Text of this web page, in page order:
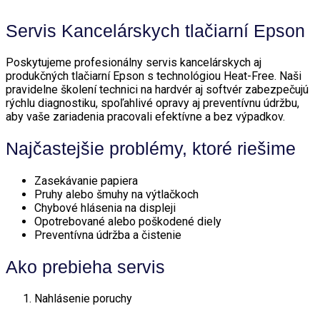
Servis Kancelárskych tlačiarní Epson
Poskytujeme profesionálny servis kancelárskych aj
produkčných tlačiarní Epson s technológiou Heat-Free. Naši
pravidelne školení technici na hardvér aj softvér zabezpečujú
rýchlu diagnostiku, spoľahlivé opravy aj preventívnu údržbu,
aby vaše zariadenia pracovali efektívne a bez výpadkov.
Najčastejšie problémy, ktoré riešime
Zasekávanie papiera
Pruhy alebo šmuhy na výtlačkoch
Chybové hlásenia na displeji
Opotrebované alebo poškodené diely
Preventívna údržba a čistenie
Ako prebieha servis
Nahlásenie poruchy